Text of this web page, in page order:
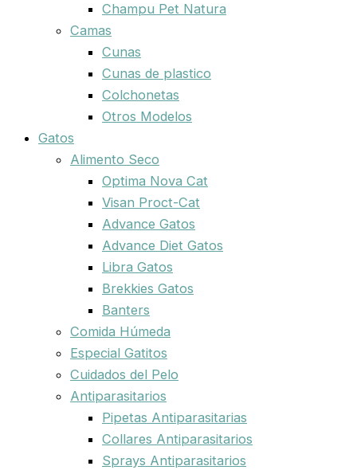
Champu Pet Natura
Camas
Cunas
Cunas de plastico
Colchonetas
Otros Modelos
Gatos
Alimento Seco
Optima Nova Cat
Visan Proct-Cat
Advance Gatos
Advance Diet Gatos
Libra Gatos
Brekkies Gatos
Banters
Comida Húmeda
Especial Gatitos
Cuidados del Pelo
Antiparasitarios
Pipetas Antiparasitarias
Collares Antiparasitarios
Sprays Antiparasitarios